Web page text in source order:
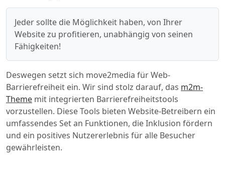
Jeder sollte die Möglichkeit haben, von Ihrer
Website zu profitieren, unabhängig von seinen
Fähigkeiten!
Deswegen setzt sich move2media für Web-
Barrierefreiheit ein. Wir sind stolz darauf, das m2m-
Theme mit integrierten Barrierefreiheitstools
vorzustellen. Diese Tools bieten Website-Betreibern ein
umfassendes Set an Funktionen, die Inklusion fördern
und ein positives Nutzererlebnis für alle Besucher
gewährleisten.